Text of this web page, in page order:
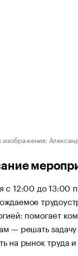
изображения:
с 12:00 до 13:00
помогает
— решать
на рынок труда